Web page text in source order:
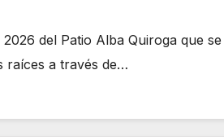
del Patio Alba Quiroga que se
raíces a través de…